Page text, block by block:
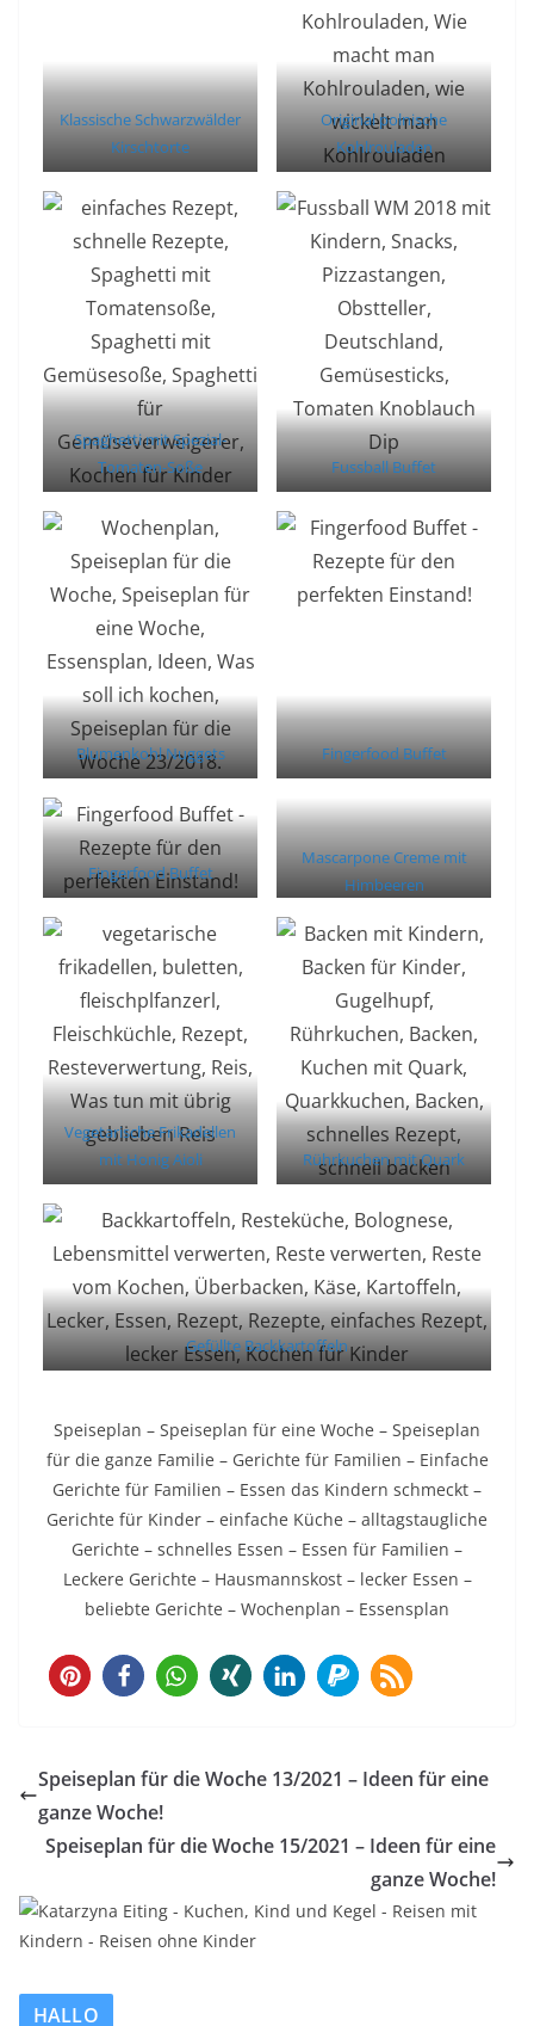
Klassische Schwarzwälder
Kirschtorte
Original polnische
Kohlrouladen
Spaghetti mit Spezial-
Tomaten-Soße
Fussball Buffet
Blumenkohl Nuggets Fingerfood Buffet
Fingerfood Buffet
Mascarpone Creme mit
Himbeeren
Vegetarische Frikadellen
mit Honig Aioli
Rührkuchen mit Quark
Gefüllte Backkartoffeln
Speiseplan – Speiseplan für eine Woche – Speiseplan
für die ganze Familie – Gerichte für Familien – Einfache
Gerichte für Familien – Essen das Kindern schmeckt –
Gerichte für Kinder – einfache Küche – alltagstaugliche
Gerichte – schnelles Essen – Essen für Familien –
Leckere Gerichte – Hausmannskost – lecker Essen –
beliebte Gerichte – Wochenplan – Essensplan
2
Speiseplan für die Woche 13/2021 – Ideen für eine
ganze Woche!
Speiseplan für die Woche 15/2021 – Ideen für eine
ganze Woche!
HALLO